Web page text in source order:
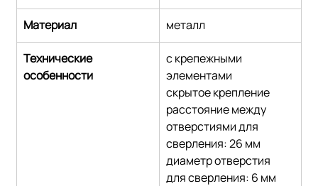
Материал металл
Технические
особенности
с крепежными
элементами
скрытое крепление
расстояние между
отверстиями для
сверления: 26 мм
диаметр отверстия
для сверления: 6 мм